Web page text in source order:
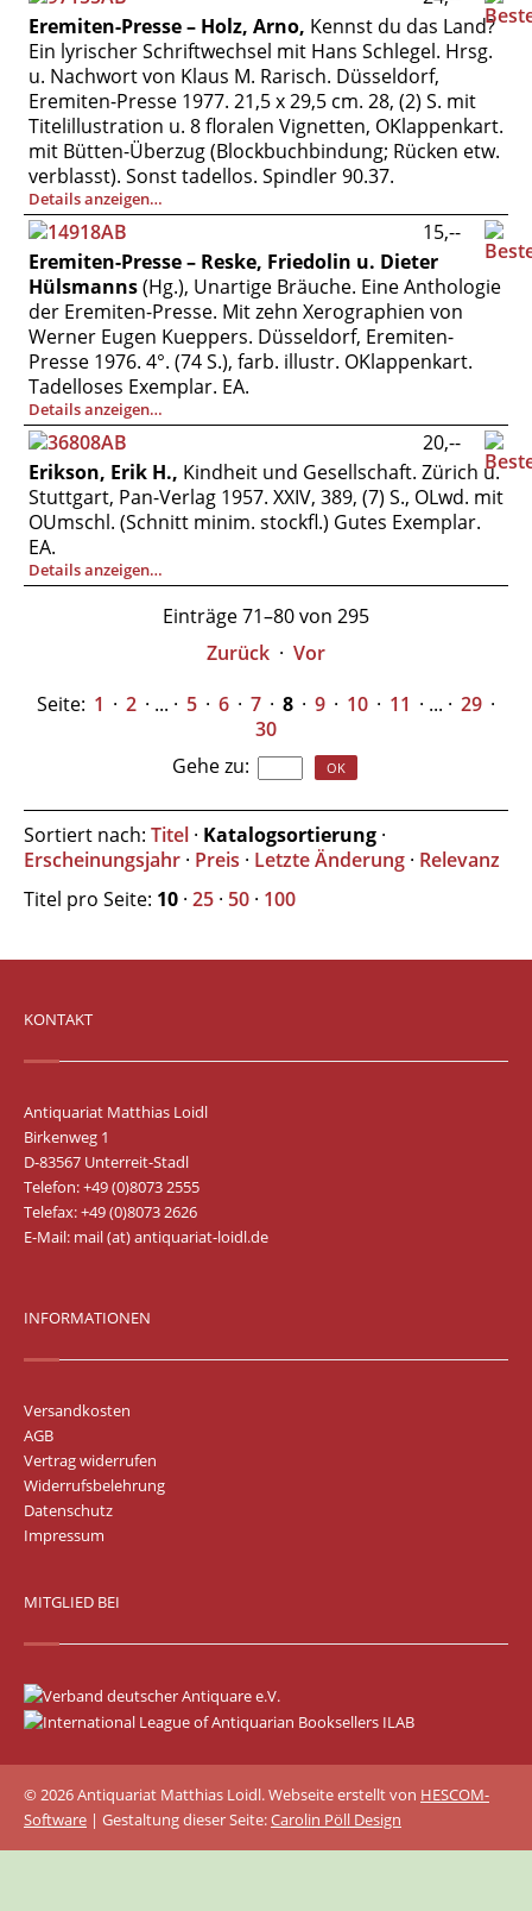
Eremiten-Presse – Holz, Arno, Kennst du das Land?
Ein lyrischer Schriftwechsel mit Hans Schlegel. Hrsg.
u. Nachwort von Klaus M. Rarisch. Düsseldorf,
Eremiten-Presse 1977. 21,5 x 29,5 cm. 28, (2) S. mit
Titelillustration u. 8 floralen Vignetten, OKlappenkart.
mit Bütten-Überzug (Blockbuchbindung; Rücken etw.
verblasst). Sonst tadellos. Spindler 90.37.
Details anzeigen…
Eremiten-Presse – Reske, Friedolin u. Dieter
Hülsmanns(Hg.), Unartige Bräuche. Eine Anthologie
der Eremiten-Presse. Mit zehn Xerographien von
Werner Eugen Kueppers. Düsseldorf, Eremiten-
Presse 1976. 4°. (74 S.), farb. illustr. OKlappenkart.
Tadelloses Exemplar. EA.
Details anzeigen…
15,--
Erikson, Erik H., Kindheit und Gesellschaft. Zürich u.
Stuttgart, Pan-Verlag 1957. XXIV, 389, (7) S., OLwd. mit
OUmschl. (Schnitt minim. stockfl.) Gutes Exemplar.
EA.
Details anzeigen…
20,--
Einträge 71–80 von 295
Zurück · Vor
Seite: 1 · 2 · ... · 5 · 6 · 7 · 8 · 9 · 10 · 11 · ... · 29 ·
30
Gehe zu:
Sortiert nach: Titel · Katalogsortierung ·
Erscheinungsjahr · Preis · Letzte Änderung · Relevanz
Titel pro Seite: 10 · 25 · 50 · 100
KONTAKT
Antiquariat Matthias Loidl
Birkenweg 1
D-83567 Unterreit-Stadl
Telefon: +49 (0)8073 2555
Telefax: +49 (0)8073 2626
E-Mail: mail (at) antiquariat-loidl.de
INFORMATIONEN
Versandkosten
AGB
Vertrag widerrufen
Widerrufsbelehrung
Datenschutz
Impressum
MITGLIED BEI
© 2026 Antiquariat Matthias Loidl. Webseite erstellt von HESCOM-
Software | Gestaltung dieser Seite:Carolin Pöll Design